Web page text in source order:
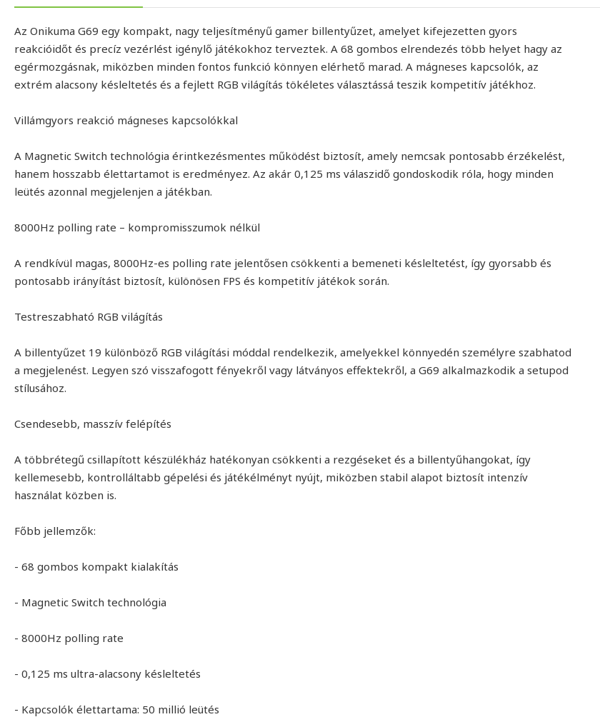
Az Onikuma G69 egy kompakt, nagy teljesítményű gamer billentyűzet, amelyet kifejezetten gyors
reakcióidőt és precíz vezérlést igénylő játékokhoz terveztek. A 68 gombos elrendezés több helyet hagy az
egérmozgásnak, miközben minden fontos funkció könnyen elérhető marad. A mágneses kapcsolók, az
extrém alacsony késleltetés és a fejlett RGB világítás tökéletes választássá teszik kompetitív játékhoz.
Villámgyors reakció mágneses kapcsolókkal
A Magnetic Switch technológia érintkezésmentes működést biztosít, amely nemcsak pontosabb érzékelést,
hanem hosszabb élettartamot is eredményez. Az akár 0,125 ms válaszidő gondoskodik róla, hogy minden
leütés azonnal megjelenjen a játékban.
8000Hz polling rate – kompromisszumok nélkül
A rendkívül magas, 8000Hz-es polling rate jelentősen csökkenti a bemeneti késleltetést, így gyorsabb és
pontosabb irányítást biztosít, különösen FPS és kompetitív játékok során.
Testreszabható RGB világítás
A billentyűzet 19 különböző RGB világítási móddal rendelkezik, amelyekkel könnyedén személyre szabhatod
a megjelenést. Legyen szó visszafogott fényekről vagy látványos effektekről, a G69 alkalmazkodik a setupod
stílusához.
Csendesebb, masszív felépítés
A többrétegű csillapított készülékház hatékonyan csökkenti a rezgéseket és a billentyűhangokat, így
kellemesebb, kontrolláltabb gépelési és játékélményt nyújt, miközben stabil alapot biztosít intenzív
használat közben is.
Főbb jellemzők:
- 68 gombos kompakt kialakítás
- Magnetic Switch technológia
- 8000Hz polling rate
- 0,125 ms ultra-alacsony késleltetés
- Kapcsolók élettartama: 50 millió leütés